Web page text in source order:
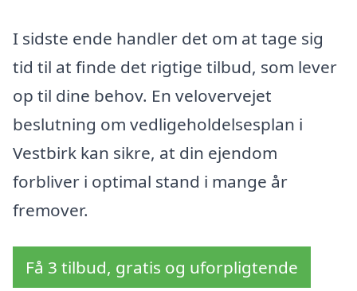
I sidste ende handler det om at tage sig
tid til at finde det rigtige tilbud, som lever
op til dine behov. En velovervejet
beslutning om vedligeholdelsesplan i
Vestbirk kan sikre, at din ejendom
forbliver i optimal stand i mange år
fremover.
Få 3 tilbud, gratis og uforpligtende